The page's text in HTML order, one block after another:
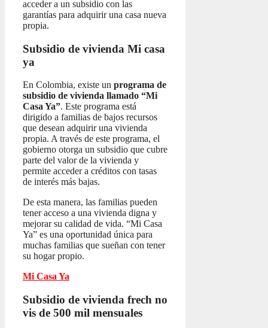
acceder a un subsidio con las
garantías para adquirir una casa nueva
propia.
Subsidio de vivienda Mi casa
ya
En Colombia, existe un programa de
subsidio de vivienda llamado “Mi
Casa Ya”. Este programa está
dirigido a familias de bajos recursos
que desean adquirir una vivienda
propia. A través de este programa, el
gobierno otorga un subsidio que cubre
parte del valor de la vivienda y
permite acceder a créditos con tasas
de interés más bajas.
De esta manera, las familias pueden
tener acceso a una vivienda digna y
mejorar su calidad de vida. “Mi Casa
Ya” es una oportunidad única para
muchas familias que sueñan con tener
su hogar propio.
Mi Casa Ya
Subsidio de vivienda frech no
vis de 500 mil mensuales